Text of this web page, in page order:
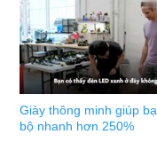
Giày thông minh giúp
bộ nhanh hơn 250%